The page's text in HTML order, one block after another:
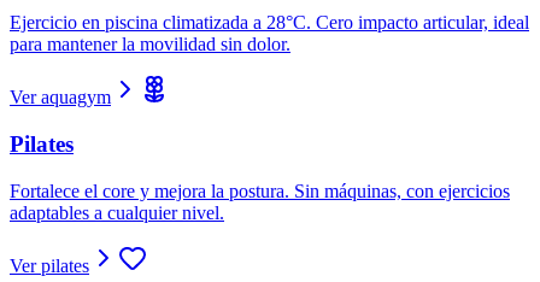
Ejercicio en piscina climatizada a 28°C. Cero impacto articular, ideal
para mantener la movilidad sin dolor.
Ver aquagym
Pilates
Fortalece el core y mejora la postura. Sin máquinas, con ejercicios
adaptables a cualquier nivel.
Ver pilates